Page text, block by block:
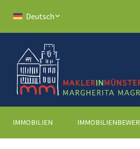
IMMOBILIEN
Deutsch